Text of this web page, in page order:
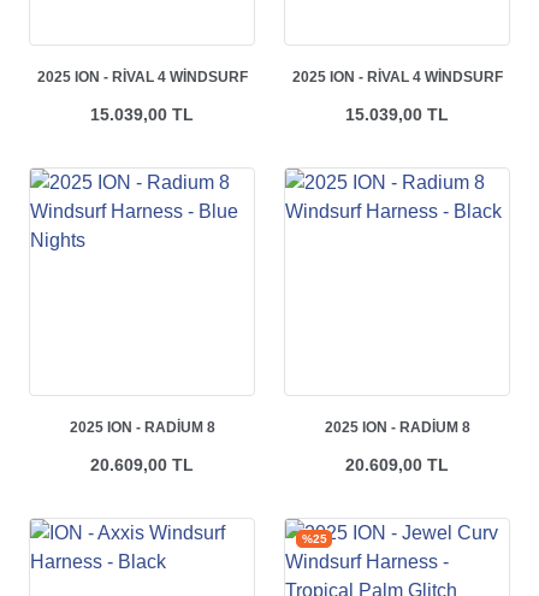
2025 ION - RIVAL 4 WINDSURF
15.039,00 TL
2025 ION - RIVAL 4 WINDSURF
15.039,00 TL
2025 ION - RADIUM 8
20.609,00 TL
2025 ION - RADIUM 8
20.609,00 TL
%25